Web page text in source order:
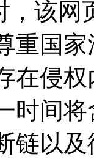
，该
重国
在侵
时间
链以